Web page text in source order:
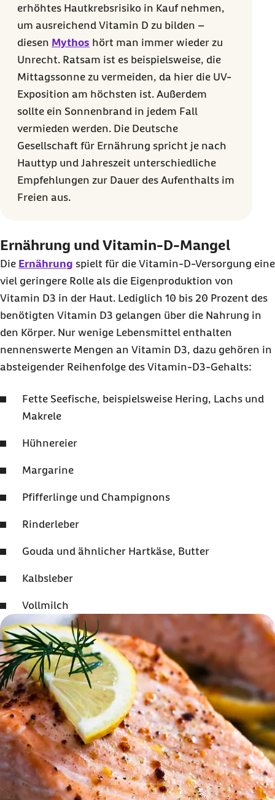
erhöhtes Hautkrebsrisiko in Kauf nehmen,
um ausreichend Vitamin D zu bilden –
diesen Mythos hört man immer wieder zu
Unrecht. Ratsam ist es beispielsweise, die
Mittagssonne zu vermeiden, da hier die UV-
Exposition am höchsten ist. Außerdem
sollte ein Sonnenbrand in jedem Fall
vermieden werden. Die Deutsche
Gesellschaft für Ernährung spricht je nach
Hauttyp und Jahreszeit unterschiedliche
Empfehlungen zur Dauer des Aufenthalts im
Freien aus.
Ernährung und Vitamin-D-Mangel
Die Ernährung spielt für die Vitamin-D-Versorgung eine
viel geringere Rolle als die Eigenproduktion von
Vitamin D3 in der Haut. Lediglich 10 bis 20 Prozent des
benötigten Vitamin D3 gelangen über die Nahrung in
den Körper. Nur wenige Lebensmittel enthalten
nennenswerte Mengen an Vitamin D3, dazu gehören in
absteigender Reihenfolge des Vitamin-D3-Gehalts:
Fette Seefische, beispielsweise Hering, Lachs und
Makrele
Hühnereier
Margarine
Pfifferlinge und Champignons
Rinderleber
Gouda und ähnlicher Hartkäse, Butter
Kalbsleber
Vollmilch